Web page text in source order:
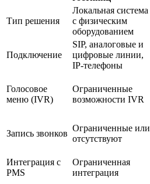
Тип решения
Локальная система
с физическим
оборудованием
Подключение
SIP, аналоговые и
цифровые линии,
IP-телефоны
Голосовое
меню (IVR)
Ограниченные
возможности IVR
Запись звонков
Ограниченные или
отсутствуют
Интеграция с
PMS
Ограниченная
интеграция